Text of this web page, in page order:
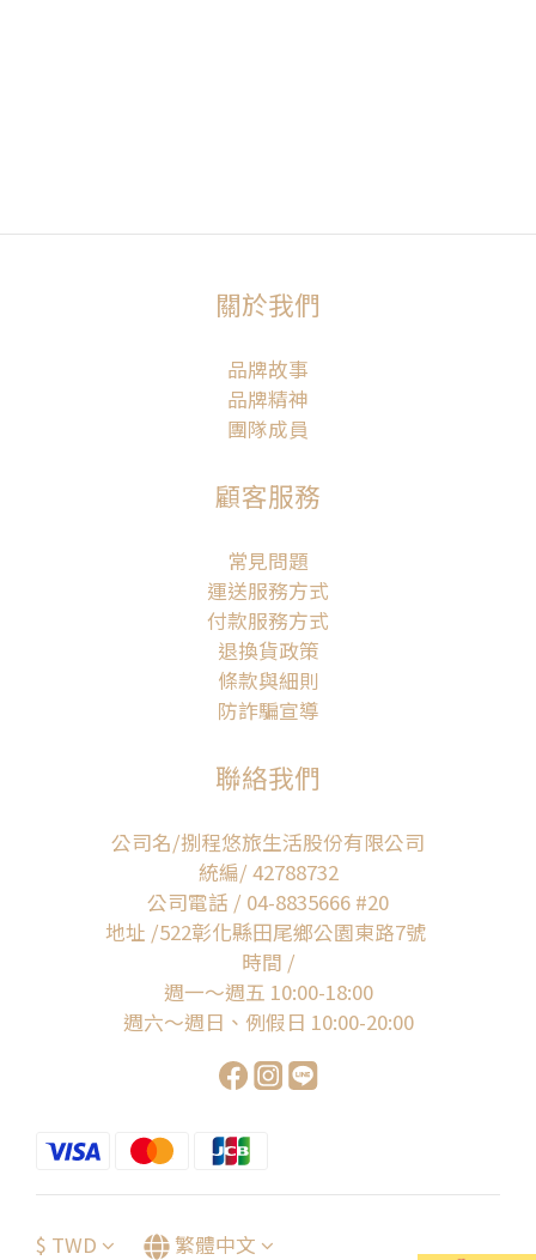
關於我們
品牌故事
品牌精神
團隊成員
顧客服務
常見問題
運送服務方式
付款服務方式
退換貨政策
條款與細則
防詐騙宣導
聯絡我們
公司名/捌程悠旅生活股份有限公司
統編/ 42788732
公司電話 / 04-8835666 #20
地址 /522彰化縣田尾鄉公園東路7號
時間 /
週一～週五 10:00-18:00
週六～週日、例假日 10:00-20:00
$ TWD 繁體中文